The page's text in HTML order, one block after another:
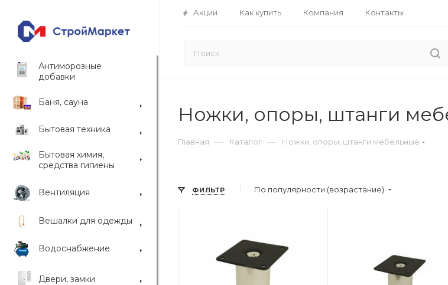
Акции Как купить Компания Контакты
Антиморозные
добавки
Баня, сауна
Бытовая техника
Бытовая химия,
средства гигиены
Вентиляция
Вешалки для одежды
Водоснабжение
Двери, замки
Ножки, опоры, штанги
Главная — Каталог — Ножки, опоры, штанги мебельные
ФИЛЬТР По популярности (возрастание)